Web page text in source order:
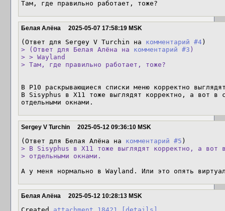
Там, где правильно работает, тоже?
Белая Алёна 2025-05-07 17:58:19 MSK
(Ответ для Sergey V Turchin на комментарий #4
> (Ответ для Белая Алёна на комментарий #3 )
> > Wayland
> Там, где правильно работает, тоже?
В Р10 раскрывающиеся списки меню корректно
В Sisyphus в X11 тоже выглядят корректно, а вот в
отдельными окнами.
Sergey V Turchin 2025-05-12 09:36:10 MSK
(Ответ для Белая Алёна на комментарий #5
> В Sisyphus в X11 тоже выглядят корректно, а вот
> отдельными окнами.
А у меня нормально в Wayland. Или это опять
Белая Алёна 2025-05-12 10:28:13 MSK